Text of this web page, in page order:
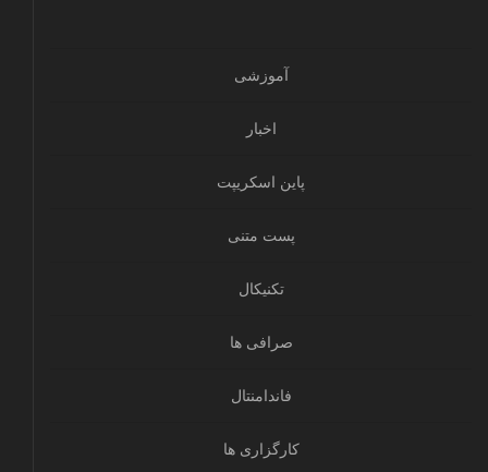
آموزشی
اخبار
پاین اسکریپت
پست متنی
تکنیکال
صرافی ها
فاندامنتال
کارگزاری ها